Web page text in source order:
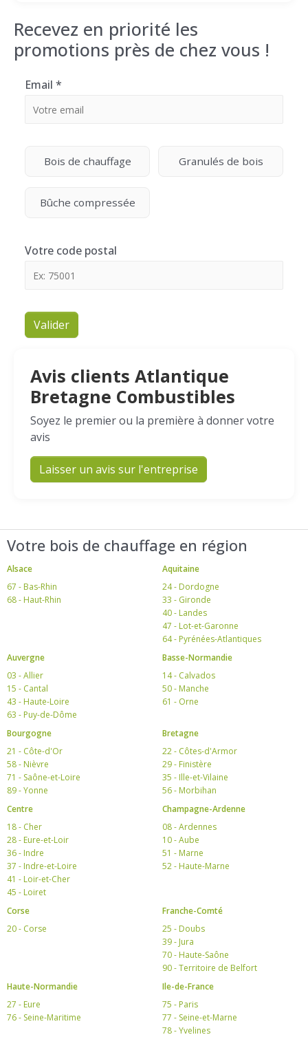
Recevez en priorité les
promotions près de chez vous !
Email *
Bois de chauffage Granulés de bois
Bûche compressée
Votre code postal
Valider
Avis clients Atlantique
Bretagne Combustibles
Soyez le premier ou la première à donner votre
avis
Laisser un avis sur l'entreprise
Votre bois de chauffage en région
Alsace
67 - Bas-Rhin
68 - Haut-Rhin
Aquitaine
24 - Dordogne
33 - Gironde
40 - Landes
47 - Lot-et-Garonne
64 - Pyrénées-Atlantiques
Auvergne
03 - Allier
15 - Cantal
43 - Haute-Loire
63 - Puy-de-Dôme
Basse-Normandie
14 - Calvados
50 - Manche
61 - Orne
Bourgogne
21 - Côte-d'Or
58 - Nièvre
71 - Saône-et-Loire
89 - Yonne
Bretagne
22 - Côtes-d'Armor
29 - Finistère
35 - Ille-et-Vilaine
56 - Morbihan
Centre
18 - Cher
28 - Eure-et-Loir
36 - Indre
37 - Indre-et-Loire
41 - Loir-et-Cher
45 - Loiret
Champagne-Ardenne
08 - Ardennes
10 - Aube
51 - Marne
52 - Haute-Marne
Corse
20 - Corse
Franche-Comté
25 - Doubs
39 - Jura
70 - Haute-Saône
90 - Territoire de Belfort
Haute-Normandie
27 - Eure
76 - Seine-Maritime
Ile-de-France
75 - Paris
77 - Seine-et-Marne
78 - Yvelines